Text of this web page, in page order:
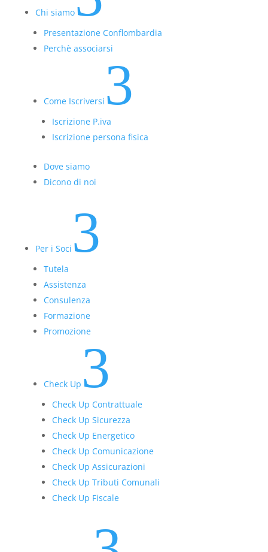
Chi siamo
Presentazione Conflombardia
Perchè associarsi
Come Iscriversi 3
Iscrizione P.iva
Iscrizione persona fisica
Dove siamo
Dicono di noi
Per i Soci 3
Tutela
Assistenza
Consulenza
Formazione
Promozione
Check Up 3
Check Up Contrattuale
Check Up Sicurezza
Check Up Energetico
Check Up Comunicazione
Check Up Assicurazioni
Check Up Tributi Comunali
Check Up Fiscale